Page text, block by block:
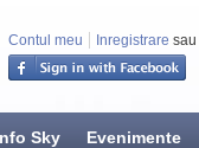
Contul meu Inregistrare sau
Sky Evenimente